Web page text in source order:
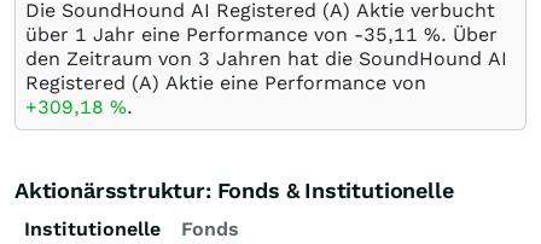
Die SoundHound AI Registered (A) Aktie verbucht
über 1 Jahr eine Performance von -35,11 %. Über
den Zeitraum von 3 Jahren hat die SoundHound AI
Registered (A) Aktie eine Performance von
+309,18 %.
Aktionärsstruktur: Fonds & Institutionelle
Institutionelle
Fonds